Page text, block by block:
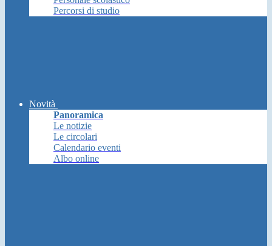
Percorsi di studio
Novità
Panoramica
Le notizie
Le circolari
Calendario eventi
Albo online